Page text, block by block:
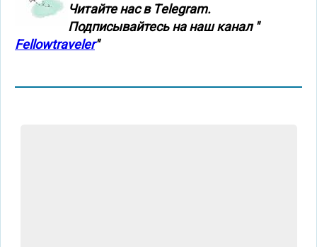
Читайте нас в Тelegram.
Подписывайтесь на наш канал "
Fellowtraveler"